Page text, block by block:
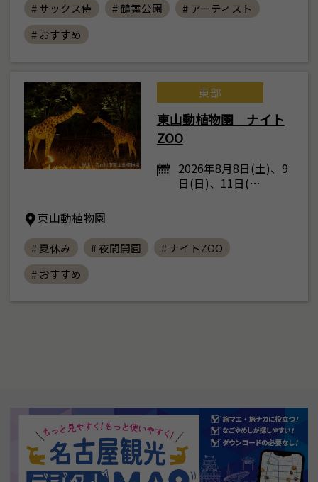
# サックス侍 # 鶴舞公園
# アーティスト
# おすすめ
東部
東山動植物園 ナイト
ZOO
2026年8月8日(土)、9
日(日)、11日(…
東山動植物園
# 夏休み # 夜間開園
# ナイトZOO
# おすすめ